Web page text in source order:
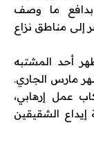
بدافع ما وصف
إلى مناطق نزاع
أحد المشتبه
مارس الجاري.
عمل إرهابي،
إيداع الشقيقين